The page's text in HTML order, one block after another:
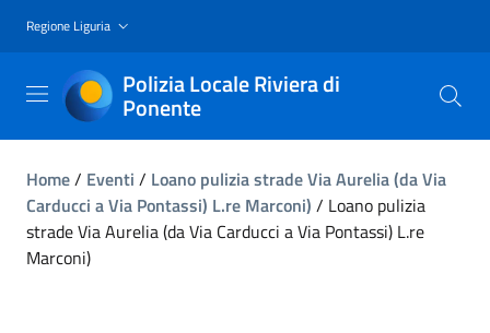
Regione Liguria
Polizia Locale Riviera di
Ponente
Home/ Eventi / Loano pulizia strade Via Aurelia (da Via
Carducci a Via Pontassi) L.re Marconi) / Loano pulizia
strade Via Aurelia (da Via Carducci a Via Pontassi) L.re
Marconi)